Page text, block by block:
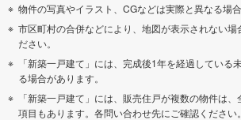
物件の写真やイラスト、CGなどは実際と異なる場合
市区町村の合併などにより、地図が表示されない場
ださい。
「新築一戸建て」には、完成後1年を経過している
る場合があります。
「新築一戸建て」には、販売住戸が複数の物件は
項目もあります。各問い合わせ先にご確認ください。